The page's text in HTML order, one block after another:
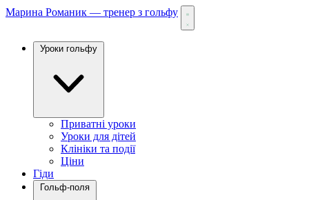
Марина Романик — тренер з гольфу
Приватні уроки
Уроки для дітей
Клініки та події
Ціни
Гіди